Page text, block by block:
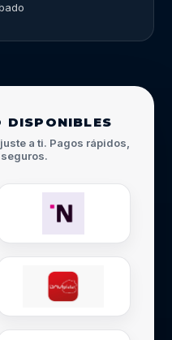
DISPONIBLES
a ti. Pagos rápidos,